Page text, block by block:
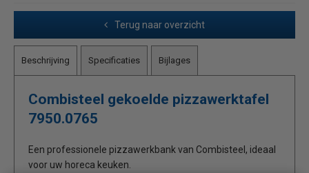
Terug naar overzicht
Beschrijving Specificaties Bijlages
Combisteel gekoelde pizzawerktafel
7950.0765
Een professionele pizzawerkbank van Combisteel, ideaal
voor uw horeca keuken.